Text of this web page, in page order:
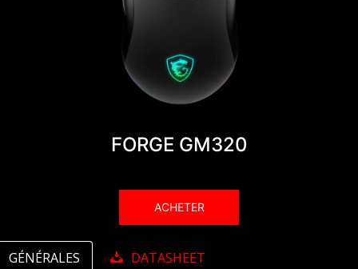
FORGE GM320
ACHETER
GÉNÉRALES DATASHEET